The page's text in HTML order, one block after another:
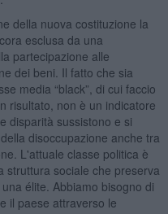
della nuova costituzione la
esclusa da una
partecipazione alle
dei beni. Il fatto che sia
media “black”, di cui faccio
risultato, non è un indicatore
disparità sussistono e si
disoccupazione anche tra
L'attuale classe politica è
struttura sociale che preserva
élite. Abbiamo bisogno di
il paese attraverso le